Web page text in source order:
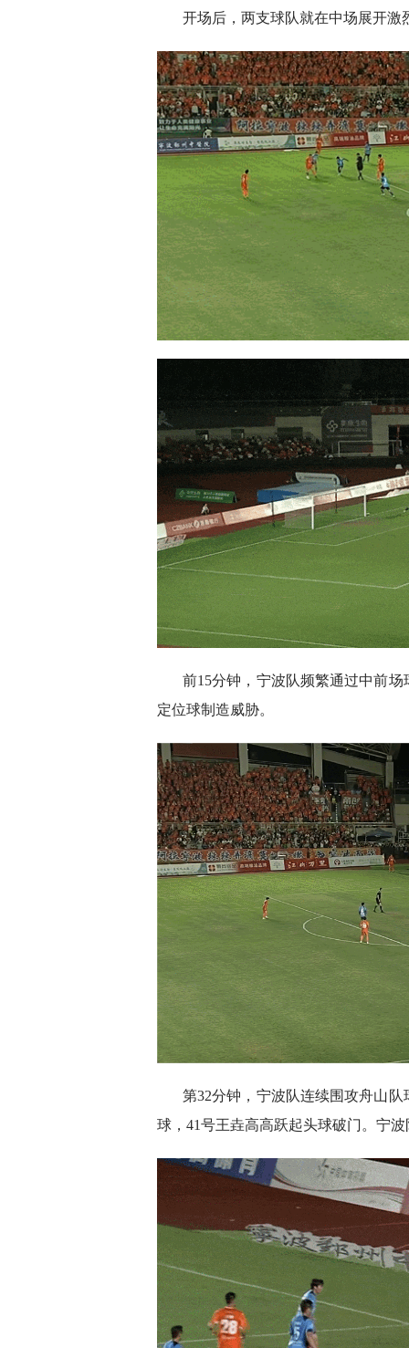
开场后，两支球队就在中场展开激
前15分钟，宁波队频繁通过中前
定位球制造威胁。
第32分钟，宁波队连续围攻舟山
球，41号王垚高高跃起头球破门。宁